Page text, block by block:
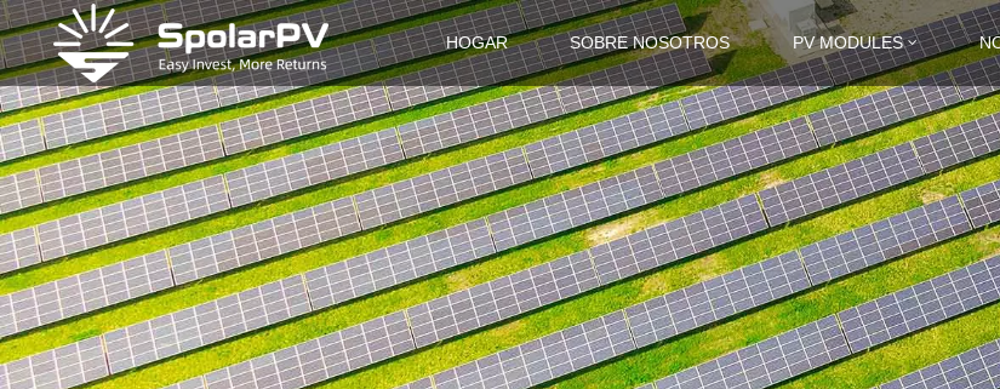
HOGAR SOBRE NOSOTROS PV MODULES